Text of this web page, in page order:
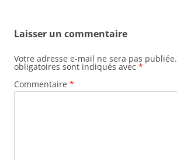
Laisser un commentaire
Votre adresse e-mail ne sera pas publiée.
obligatoires sont indiqués avec *
Commentaire *